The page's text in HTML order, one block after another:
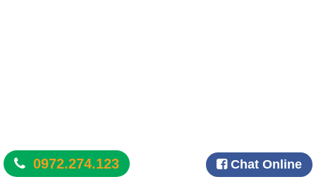
Chat Online
0972.274.123